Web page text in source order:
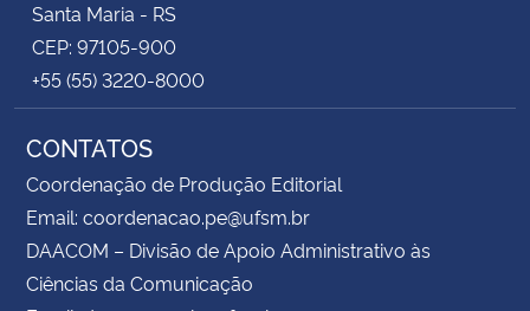
Santa Maria - RS
CEP: 97105-900
+55 (55) 3220-8000
CONTATOS
Coordenação de Produção Editorial
Email: coordenacao.pe@ufsm.br
DAACOM – Divisão de Apoio Administrativo às
Ciências da Comunicação